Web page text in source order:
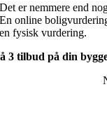
Det er nemmere end
En online
en fysisk vurdering.
3 tilbud på din